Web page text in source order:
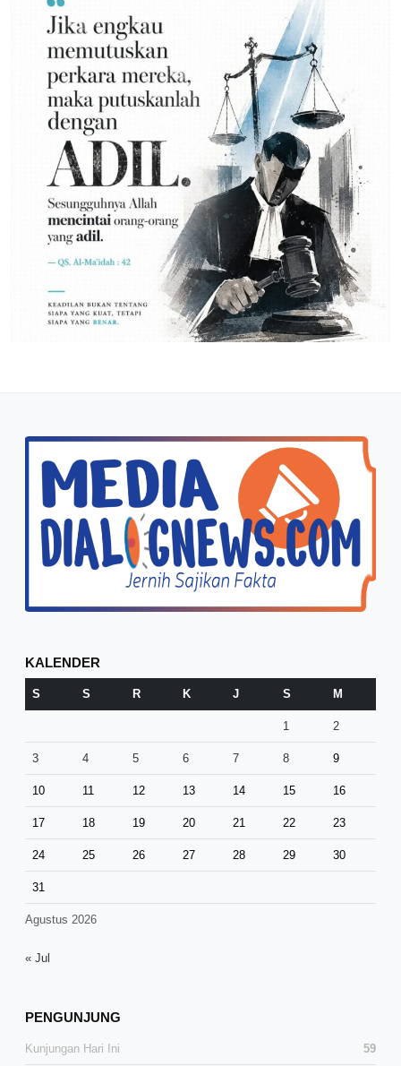
KALENDER
Agustus 2026
S S R K J S M
1 2
3 4 5 6 7 8 9
10 11 12 13 14 15 16
17 18 19 20 21 22 23
24 25 26 27 28 29 30
31
« Jul
PENGUNJUNG
Kunjungan Hari Ini 59